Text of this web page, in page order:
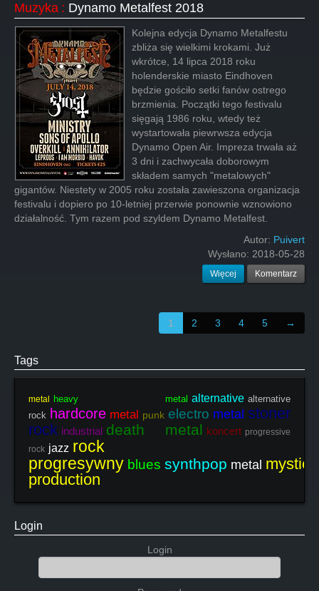
Muzyka : Dynamo Metalfest 2018
Kolejna edycja Dynamo Metalfestu
zbliża się wielkimi krokami. Już
wkrótce, 14 lipca 2018 roku
holenderskie miasto Eindhoven
będzie gościło setki fanów ostrego
brzmienia. Początki tego festivalu
sięgają 1986 roku, wtedy też
wystartowała piewrwsza edycja
Dynamo Open Air. Impreza trwała aż
3 dni i zachwycała doborowym
składem samych "metalowych"
gigantów. Niestety w 2005 roku została zawieszona organizacja
festivalu i dopiero po 10-letniej przerwie ponownie wznowiono
działalność. Tym razem pod szyldem Dynamo Metalfest.
Autor: Puivert
Wysłano: 2018-05-28
Więcej Komentarz
1 2 3 4 5 →
Tags
metal heavy metal alternative alternative
rock hardcore metal punk electro metal stoner
rock industrial death metal koncert progressive
rock jazz rock
progresywny blues synthpop metal mystic
production
Login
Login